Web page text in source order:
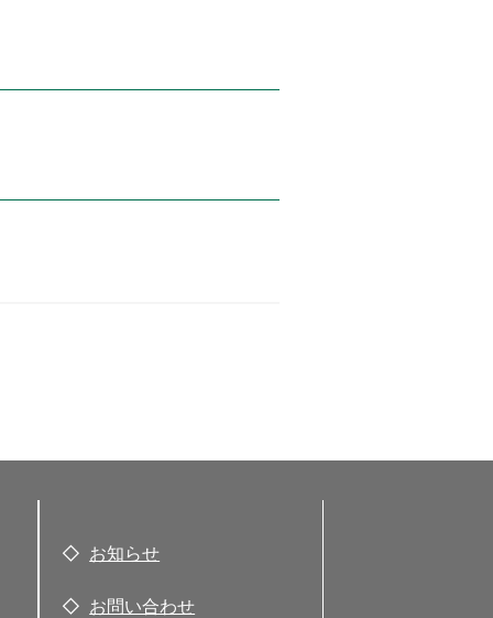
お知らせ
お問い合わせ